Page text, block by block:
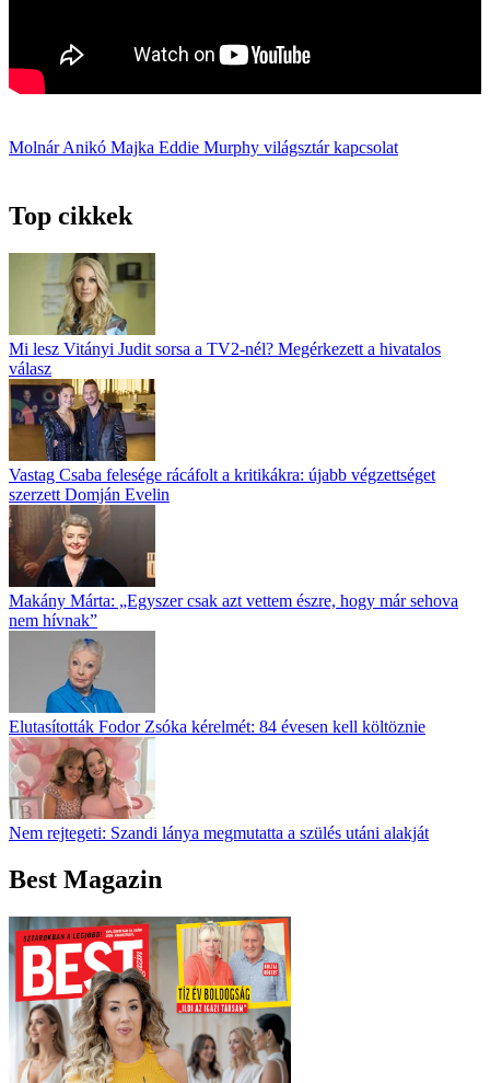
Molnár Anikó Majka Eddie Murphy világsztárkapcsolat
Top cikkek
Mi lesz Vitányi Judit sorsa a TV2-nél? Megérkezett a hivatalos
válasz
Vastag Csaba felesége rácáfolt a kritikákra: újabb végzettséget
szerzett Domján Evelin
Makány Márta: „Egyszer csak azt vettem észre, hogy már sehova
nem hívnak”
Elutasították Fodor Zsóka kérelmét: 84 évesen kell költöznie
Nem rejtegeti: Szandi lánya megmutatta a szülés utáni alakját
Best Magazin